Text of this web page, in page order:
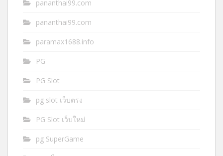
pananthai99.com
pananthai99.com
paramax1688.info
PG
PG Slot
pg slot เว็บตรง
PG Slot เว็บใหม่
pg SuperGame